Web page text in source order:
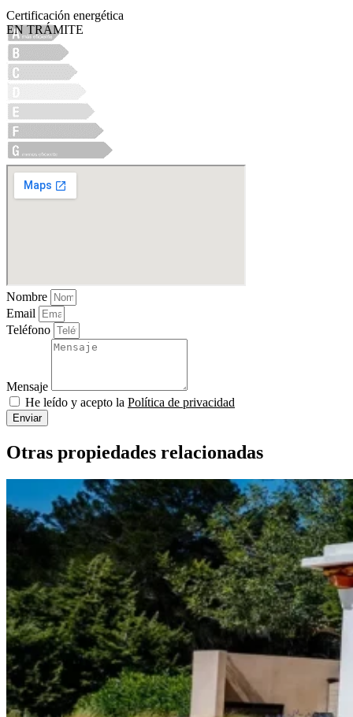
Certificación energética
EN TRÁMITE
Nombre
Email
Teléfono
Mensaje
He leído y acepto la Política de privacidad
Enviar
Otras propiedades relacionadas